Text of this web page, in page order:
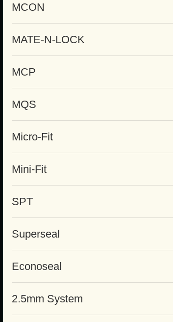
MCON
MATE-N-LOCK
MCP
MQS
Micro-Fit
Mini-Fit
SPT
Superseal
Econoseal
2.5mm System